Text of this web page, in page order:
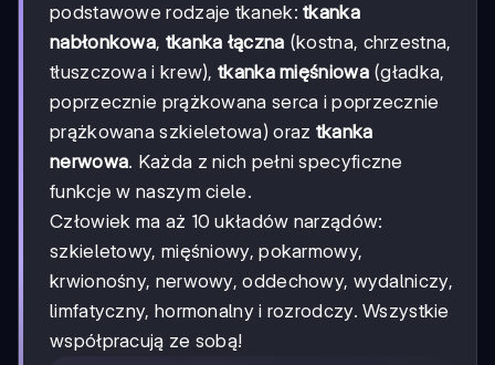
podstawowe rodzaje tkanek:tkanka
nabłonkowa, tkanka łączna (kostna, chrzestna,
tłuszczowa i krew),tkanka mięśniowa(gładka,
poprzecznie prążkowana serca i poprzecznie
prążkowana szkieletowa) oraz tkanka
nerwowa. Każda z nich pełni specyficzne
funkcje w naszym ciele.
Człowiek ma aż 10 układów narządów:
szkieletowy, mięśniowy, pokarmowy,
krwionośny, nerwowy, oddechowy, wydalniczy,
limfatyczny, hormonalny i rozrodczy. Wszystkie
współpracują ze sobą!